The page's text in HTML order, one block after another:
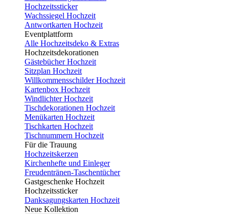
Hochzeitssticker
Wachssiegel Hochzeit
Antwortkarten Hochzeit
Eventplattform
Alle Hochzeitsdeko & Extras
Hochzeitsdekorationen
Gästebücher Hochzeit
Sitzplan Hochzeit
Willkommensschilder Hochzeit
Kartenbox Hochzeit
Windlichter Hochzeit
Tischdekorationen Hochzeit
Menükarten Hochzeit
Tischkarten Hochzeit
Tischnummern Hochzeit
Für die Trauung
Hochzeitskerzen
Kirchenhefte und Einleger
Freudentränen-Taschentücher
Gastgeschenke Hochzeit
Hochzeitssticker
Danksagungskarten Hochzeit
Neue Kollektion